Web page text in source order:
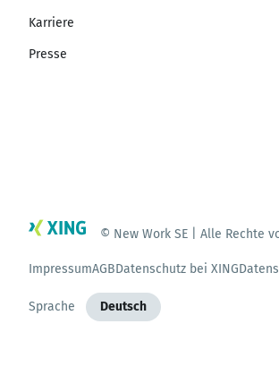
Karriere
Presse
© New Work SE | Alle Rechte
ImpressumAGBDatenschutz bei XING
Sprache Deutsch